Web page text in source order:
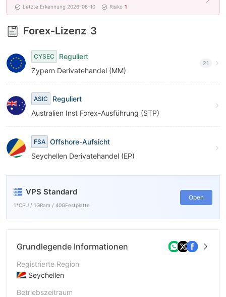
Letzte Erkennung 2026-08-10 Risiko 1
Forex-Lizenz 3
CYSEC
Reguliert
Zypern Derivatehandel (MM)
21
ASIC
Reguliert
Australien Inst Forex-Ausführung (STP)
FSA Offshore-Aufsicht
Seychellen Derivatehandel (EP)
VPS Standard
1*CPU / 1GRam / 40GFestplatte
Open
Grundlegende Informationen
Registrierte Region
Seychellen
Betriebszeitraum